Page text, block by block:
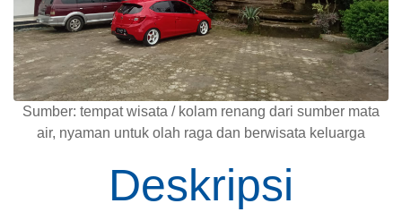
Sumber: tempat wisata / kolam renang dari sumber mata
air, nyaman untuk olah raga dan berwisata keluarga
Deskripsi